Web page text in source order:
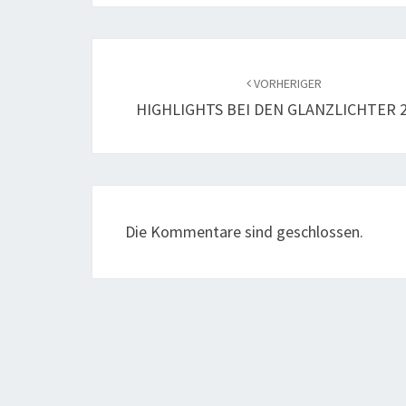
VORHERIGER
HIGHLIGHTS BEI DEN GLANZLICHTER
Die Kommentare sind geschlossen.